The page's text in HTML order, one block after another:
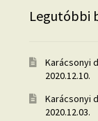
Legutóbbi
Karácsonyi
2020.12.10.
Karácsonyi
2020.12.03.